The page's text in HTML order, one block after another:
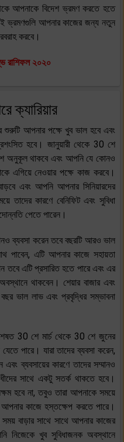
আপনাকে বিদেশ ভ্রমণ করতে হতে
ভ্রমণগুলি আপনার কাজের জন্য নতুন
করবে।
রাশিফল ২০২০
ক্যারিয়ার
আপনার পক্ষে খুব ভাল হবে এবং
হবে। জানুয়ারী থেকে 30 শে
অনুকূল থাকবে এবং আপনি যে কোনও
এগিয়ে নেওয়ার পক্ষে কাজ করবে।
এবং আপনি আপনার সিনিয়ারদের
তাদের কারণে বেনিফিট এবং সুবিধা
পেতে পারেন।
ব্যবসা করেন তবে বছরটি আরও ভাল
পাবেন, এটি আপনার কাজে সহায়তা
তবে এটি প্রসারিত হতে পারে এবং এর
থাকবেন। শেয়ার বাজার এবং
ভাল লাভ এবং প্রবৃদ্ধির সম্ভাবনা
30 শে মার্চ থেকে 30 শে জুনের
পারে। যারা তাদের ব্যবসা করেন,
ব্যবসায়ের কারণে তাদের সম্মানও
সাথে একটু সতর্ক থাকতে হবে।
হবে না, তবুও তারা আপনাকে সময়ে
কাজে হস্তক্ষেপ করতে পারে।
বাড়ার সাথে সাথে আপনার কাজের
নিজেকে খুব সুবিধাজনক অবস্থানে